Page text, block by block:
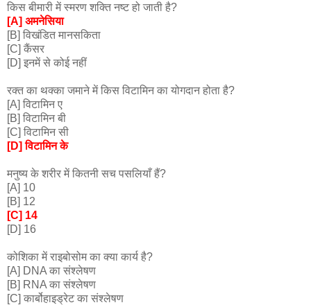
किस बीमारी में स्मरण शक्ति नष्ट हो जाती है?
[A] अमनेसिया
[B] विखंडित मानसकिता
[C] कैंसर
[D] इनमें से कोई नहीं
रक्त का थक्का जमाने में किस विटामिन का योगदान होता है?
[A] विटामिन ए
[B] विटामिन बी
[C] विटामिन सी
[D] विटामिन के
मनुष्य के शरीर में कितनी सच पसलियाँ हैं?
[A] 10
[B] 12
[C] 14
[D] 16
कोशिका में राइबोसोम का क्या कार्य है?
[A] DNA का संश्लेषण
[B] RNA का संश्लेषण
[C] कार्बोहाइड्रेट का संश्लेषण